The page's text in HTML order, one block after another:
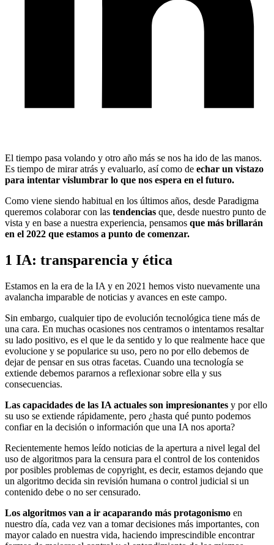
El tiempo pasa volando y otro año más se nos ha ido de las manos.
Es tiempo de mirar atrás y evaluarlo, así como de echar un vistazo
para intentar vislumbrar lo que nos espera en el futuro.
Como viene siendo habitual en los últimos años, desde Paradigma
queremos colaborar con las tendencias que, desde nuestro punto de
vista y en base a nuestra experiencia, pensamos que más brillarán
en el 2022 que estamos a punto de comenzar.
1 IA: transparencia y ética
Estamos en la era de la IA y en 2021 hemos visto nuevamente una
avalancha imparable de noticias y avances en este campo.
Sin embargo, cualquier tipo de evolución tecnológica tiene más de
una cara. En muchas ocasiones nos centramos o intentamos resaltar
su lado positivo, es el que le da sentido y lo que realmente hace que
evolucione y se popularice su uso, pero no por ello debemos de
dejar de pensar en sus otras facetas. Cuando una tecnología se
extiende debemos pararnos a reflexionar sobre ella y sus
consecuencias.
Las capacidades de las IA actuales son impresionantes y por ello
su uso se extiende rápidamente, pero ¿hasta qué punto podemos
confiar en la decisión o información que una IA nos aporta?
Recientemente hemos leído noticias de la apertura a nivel legal del
uso de algoritmos para la censura para el control de los contenidos
por posibles problemas de copyright, es decir, estamos dejando que
un algoritmo decida sin revisión humana o control judicial si un
contenido debe o no ser censurado.
Los algoritmos van a ir acaparando más protagonismo en
nuestro día, cada vez van a tomar decisiones más importantes, con
mayor calado en nuestra vida, haciendo imprescindible encontrar